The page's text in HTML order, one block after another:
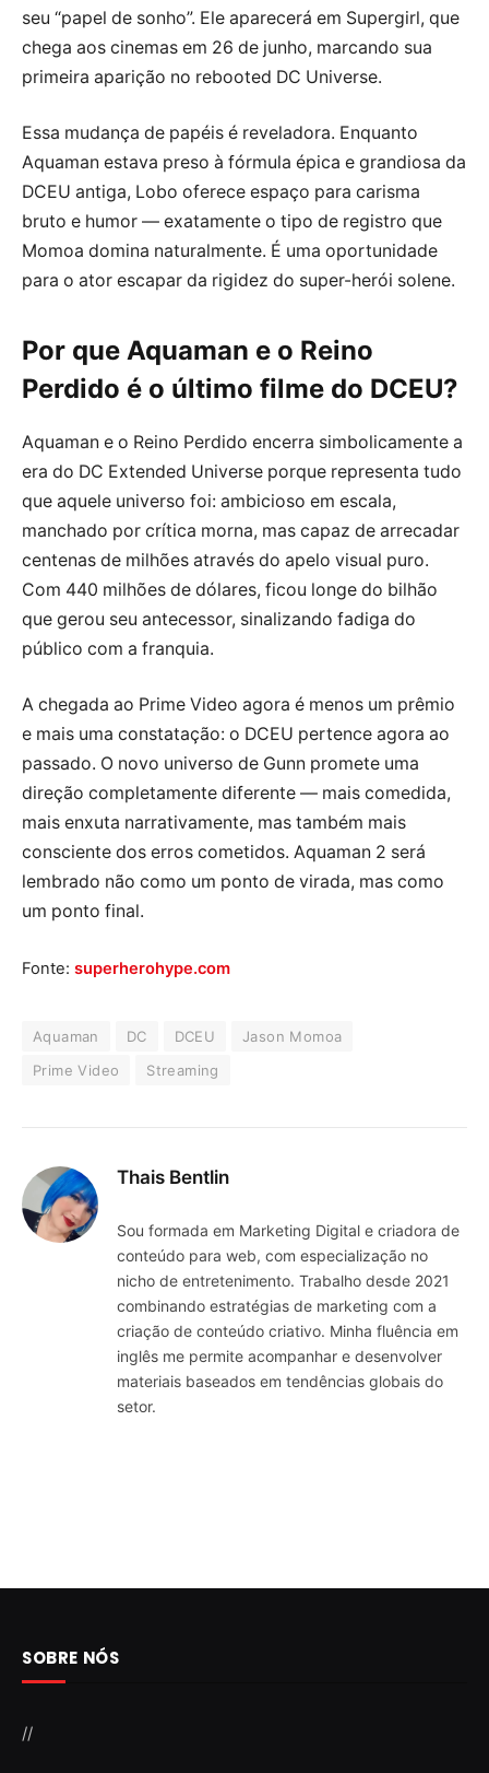
seu “papel de sonho”. Ele aparecerá em Supergirl, que
chega aos cinemas em 26 de junho, marcando sua
primeira aparição no rebooted DC Universe.
Essa mudança de papéis é reveladora. Enquanto
Aquaman estava preso à fórmula épica e grandiosa da
DCEU antiga, Lobo oferece espaço para carisma
bruto e humor — exatamente o tipo de registro que
Momoa domina naturalmente. É uma oportunidade
para o ator escapar da rigidez do super-herói solene.
Por que Aquaman e o Reino
Perdido é o último filme do DCEU?
Aquaman e o Reino Perdido encerra simbolicamente a
era do DC Extended Universe porque representa tudo
que aquele universo foi: ambicioso em escala,
manchado por crítica morna, mas capaz de arrecadar
centenas de milhões através do apelo visual puro.
Com 440 milhões de dólares, ficou longe do bilhão
que gerou seu antecessor, sinalizando fadiga do
público com a franquia.
A chegada ao Prime Video agora é menos um prêmio
e mais uma constatação: o DCEU pertence agora ao
passado. O novo universo de Gunn promete uma
direção completamente diferente — mais comedida,
mais enxuta narrativamente, mas também mais
consciente dos erros cometidos. Aquaman 2 será
lembrado não como um ponto de virada, mas como
um ponto final.
Fonte: superherohype.com
Aquaman DC DCEU
Jason Momoa
Prime Video
Streaming
Thais Bentlin
Sou formada em Marketing Digital e criadora de
conteúdo para web, com especialização no
nicho de entretenimento. Trabalho desde 2021
combinando estratégias de marketing com a
criação de conteúdo criativo. Minha fluência em
inglês me permite acompanhar e desenvolver
materiais baseados em tendências globais do
setor.
SOBRE NÓS
//